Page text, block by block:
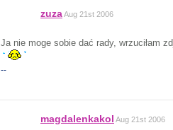
zuzaAug 21st 2006
Ja nie moge sobie dać rady, wrzuciłam
--
magdalenkakol Aug 21st 2006